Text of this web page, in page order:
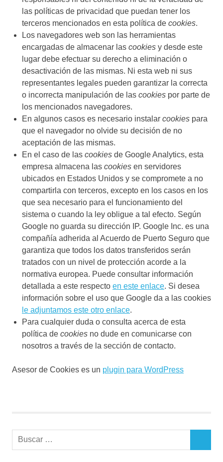
las políticas de privacidad que puedan tener los
terceros mencionados en esta política de cookies.
Los navegadores web son las herramientas
encargadas de almacenar las cookies y desde este
lugar debe efectuar su derecho a eliminación o
desactivación de las mismas. Ni esta web ni sus
representantes legales pueden garantizar la correcta
o incorrecta manipulación de las cookies por parte de
los mencionados navegadores.
En algunos casos es necesario instalar cookies para
que el navegador no olvide su decisión de no
aceptación de las mismas.
En el caso de las cookies de Google Analytics, esta
empresa almacena las cookies en servidores
ubicados en Estados Unidos y se compromete a no
compartirla con terceros, excepto en los casos en los
que sea necesario para el funcionamiento del
sistema o cuando la ley obligue a tal efecto. Según
Google no guarda su dirección IP. Google Inc. es una
compañía adherida al Acuerdo de Puerto Seguro que
garantiza que todos los datos transferidos serán
tratados con un nivel de protección acorde a la
normativa europea. Puede consultar información
detallada a este respecto en este enlace. Si desea
información sobre el uso que Google da a las cookies
le adjuntamos este otro enlace.
Para cualquier duda o consulta acerca de esta
política de cookies no dude en comunicarse con
nosotros a través de la sección de contacto.
Asesor de Cookies es un plugin para WordPress